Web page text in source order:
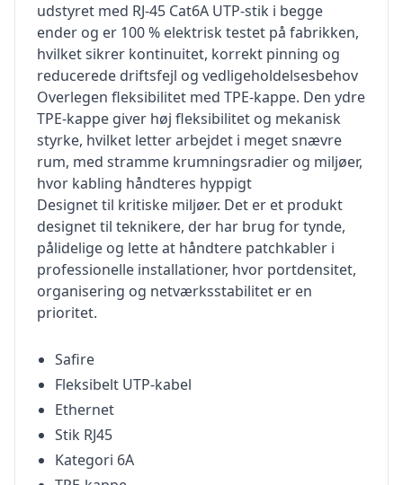
udstyret med RJ-45 Cat6A UTP-stik i begge
ender og er 100 % elektrisk testet på fabrikken,
hvilket sikrer kontinuitet, korrekt pinning og
reducerede driftsfejl og vedligeholdelsesbehov
Overlegen fleksibilitet med TPE-kappe. Den ydre
TPE-kappe giver høj fleksibilitet og mekanisk
styrke, hvilket letter arbejdet i meget snævre
rum, med stramme krumningsradier og miljøer,
hvor kabling håndteres hyppigt
Designet til kritiske miljøer. Det er et produkt
designet til teknikere, der har brug for tynde,
pålidelige og lette at håndtere patchkabler i
professionelle installationer, hvor portdensitet,
organisering og netværksstabilitet er en
prioritet.
Safire
Fleksibelt UTP-kabel
Ethernet
Stik RJ45
Kategori 6A